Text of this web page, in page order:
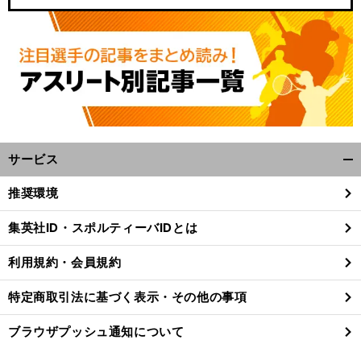
サービス
閉
る
推奨環境
集英社ID・スポルティーバIDとは
利用規約・会員規約
特定商取引法に基づく表示・その他の事項
ブラウザプッシュ通知について